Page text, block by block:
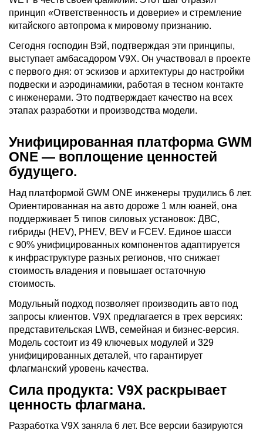
принцип «Ответственность и доверие» и стремление
китайского автопрома к мировому признанию.
Сегодня господин Вэй, подтверждая эти принципы,
выступает амбасадором V9X. Он участвовал в проекте
с первого дня: от эскизов и архитектуры до настройки
подвески и аэродинамики, работая в тесном контакте
с инженерами. Это подтверждает качество на всех
этапах разработки и производства модели.
Унифицированная платформа GWM
ONE — воплощение ценностей
будущего.
Над платформой GWM ONE инженеры трудились 6 лет.
Ориентированная на авто дороже 1 млн юаней, она
поддерживает 5 типов силовых установок: ДВС,
гибриды (HEV), PHEV, BEV и FCEV. Единое шасси
с 90% унифицированных компонентов адаптируется
к инфраструктуре разных регионов, что снижает
стоимость владения и повышает остаточную
стоимость.
Модульный подход позволяет производить авто под
запросы клиентов. V9X предлагается в трех версиях:
представительская LWB, семейная и бизнес-версия.
Модель состоит из 49 ключевых модулей и 329
унифицированных деталей, что гарантирует
флагманский уровень качества.
Сила продукта: V9X раскрывает
ценность флагмана.
Разработка V9X заняла 6 лет. Все версии базируются